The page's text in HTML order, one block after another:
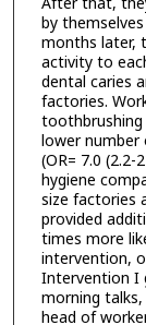
by
months later,
activity to
dental caries
factories.
toothbrushing
lower number
(OR= 7.0
hygiene
size factories
provided
times more
intervention,
Intervention I
morning
head of